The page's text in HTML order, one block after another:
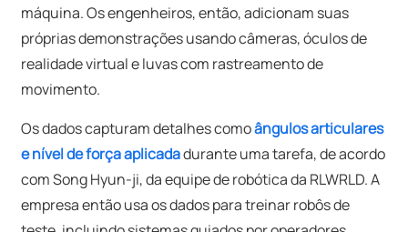
máquina. Os engenheiros, então, adicionam suas
próprias demonstrações usando câmeras, óculos de
realidade virtual e luvas com rastreamento de
movimento.
Os dados capturam detalhes comoângulos articulares
e nível de força aplicadadurante uma tarefa, de acordo
com Song Hyun-ji, da equipe de robótica da RLWRLD. A
empresa então usa os dados para treinar robôs de